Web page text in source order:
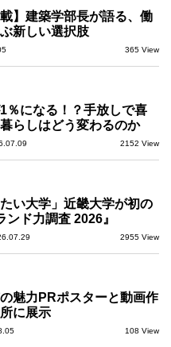
】建築学部長が語る、働
新しい選択肢
365 View
％になる！？手放しで喜
らしはどう変わるのか
2152 View
い大学」近畿大学が初の
ド力調査 2026』
2955 View
魅力PRポスターと動画作
に展示
108 View